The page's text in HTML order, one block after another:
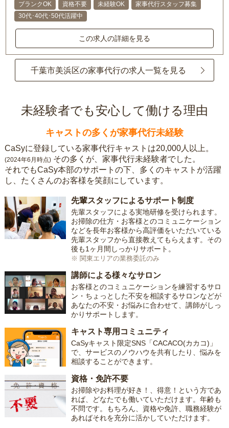
ブランクOK
資格不要 未経験OK
家事代行スタッフ募集
30代･40代･50代活躍中
この求人の詳細を見る
千葉市美浜区の家事代行の求人一覧を見る
未経験者でも安心して働ける理由
キャストの多くが家事代行未経験
CaSyに登録している家事代行キャストは20,000人以上。
(2024年6月時点) その多くが、家事代行未経験者でした。
それでもCaSy本部のサポートの下、多くのキャストが活躍
し、たくさんのお客様を笑顔にしています。
先輩スタッフによるサポート制度
先輩スタッフによる実地研修を受けられます。
お掃除の仕方・お客様とのコミュニケーション
などを長年お客様から高評価をいただいている
先輩スタッフから直接教えてもらえます。その
後も1ヶ月間しっかりサポート。
※ 関東エリアの業務委託のみ
講師による様々なサロン
お客様とのコミュニケーションを練習するサロ
ン・ちょっとした不安を相談するサロンなどが
あなたの不安・お悩みに合わせて、講師がしっ
かりサポートします。
キャスト専用コミュニティ
CaSyキャスト限定SNS「CACACO(カカコ)」
で、サービスのノウハウを共有したり、悩みを
相談することができます。
資格・免許不要
お掃除やお料理が好き！、得意！という方であ
れば、どなたでも働いていただけます。年齢も
不問です。もちろん、資格や免許、職務経験が
あればそれを充分に活かしていただけます。